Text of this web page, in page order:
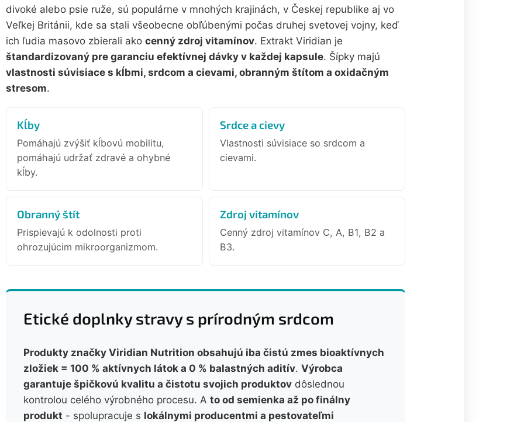
divoké alebo psie ruže, sú populárne v mnohých krajinách, v Českej republike aj vo
Veľkej Británii, kde sa stali všeobecne obľúbenými počas druhej svetovej vojny, keď
ich ľudia masovo zbierali ako cenný zdroj vitamínov. Extrakt Viridian je
štandardizovaný pre garanciu efektívnej dávky v každej kapsule. Šípky majú
vlastnosti súvisiace s kĺbmi, srdcom a cievami, obranným štítom a oxidačným
stresom.
Kĺby
Pomáhajú zvýšiť kĺbovú mobilitu,
pomáhajú udržať zdravé a ohybné
kĺby.
Srdce a cievy
Vlastnosti súvisiace so srdcom a
cievami.
Obranný štít
Prispievajú k odolnosti proti
ohrozujúcim mikroorganizmom.
Zdroj vitamínov
Cenný zdroj vitamínov C, A, B1, B2 a
B3.
Etické doplnky stravy s prírodným srdcom
Produkty značky Viridian Nutrition obsahujú iba čistú zmes bioaktívnych
zložiek = 100 % aktívnych látok a 0 % balastných aditív. Výrobca
garantuje špičkovú kvalitu a čistotu svojich produktov dôslednou
kontrolou celého výrobného procesu. A to od semienka až po finálny
produkt - spolupracuje s lokálnymi producentmi a pestovateľmi